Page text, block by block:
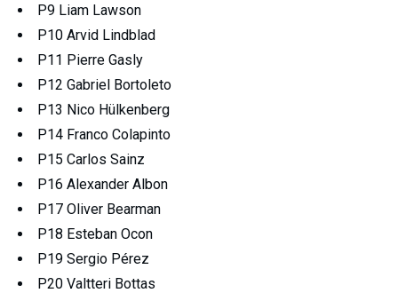
P9 Liam Lawson
P10 Arvid Lindblad
P11 Pierre Gasly
P12 Gabriel Bortoleto
P13 Nico Hülkenberg
P14 Franco Colapinto
P15 Carlos Sainz
P16 Alexander Albon
P17 Oliver Bearman
P18 Esteban Ocon
P19 Sergio Pérez
P20 Valtteri Bottas